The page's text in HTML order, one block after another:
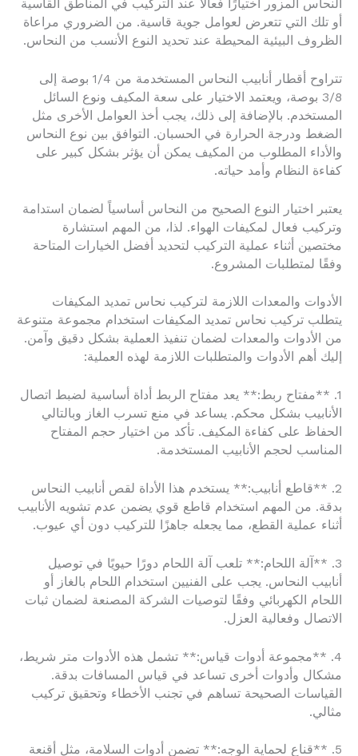
النحاس المزور اختيارًا فعالًا عند التركيب في المناطق القاسية
أو تلك التي تتعرض لعوامل جوية قاسية. من الضروري مراعاة
الظروف البيئية المحيطة عند تحديد النوع الأنسب من النحاس.
تتراوح أقطار أنابيب النحاس المستخدمة من 1/4 بوصة إلى
3/8 بوصة، ويعتمد الاختيار على سعة المكيف ونوع السائل
المستخدم. بالإضافة إلى ذلك، يجب أخذ العوامل الأخرى مثل
الضغط ودرجة الحرارة في الحسبان. التوافق بين نوع النحاس
والأداء المطلوب من المكيف يمكن أن يؤثر بشكل كبير على
كفاءة النظام وأمد حياته.
يعتبر اختيار النوع الصحيح من النحاس أساسياً لضمان استدامة
وتركيب فعال لمكيفات الهواء. لذا، من المهم استشارة
مختصين أثناء عملية التركيب لتحديد أفضل الخيارات المتاحة
وفقًا لمتطلبات المشروع.
الأدوات والمعدات اللازمة لتركيب نحاس تمديد المكيفات
يتطلب تركيب نحاس تمديد المكيفات استخدام مجموعة متنوعة
من الأدوات والمعدات لضمان تنفيذ العملية بشكل دقيق وآمن.
إليك أهم الأدوات والمتطلبات اللازمة لهذه العملية:
1. **مفتاح ربط:** يعد مفتاح الربط أداة أساسية لضبط اتصال
الأنابيب بشكل محكم. يساعد في منع تسرب الغاز وبالتالي
الحفاظ على كفاءة المكيف. تأكد من اختيار حجم المفتاح
المناسب لحجم الأنابيب المستخدمة.
2. **قاطع أنابيب:** يستخدم هذا الأداة لقص أنابيب النحاس
بدقة. من المهم استخدام قاطع قوي يضمن عدم تشويه الأنابيب
أثناء عملية القطع، مما يجعله جاهزًا للتركيب دون أي عيوب.
3. **آلة اللحام:** تلعب آلة اللحام دورًا حيويًا في توصيل
أنابيب النحاس. يجب على الفنيين استخدام اللحام بالغاز أو
اللحام الكهربائي وفقًا لتوصيات الشركة المصنعة لضمان ثبات
الاتصال وفعالية العزل.
4. **مجموعة أدوات قياس:** تشمل هذه الأدوات متر شريط،
مشكال وأدوات أخرى تساعد في قياس المسافات بدقة.
القياسات الصحيحة تساهم في تجنب الأخطاء وتحقيق تركيب
مثالي.
5. **قناع لحماية الوجه:** تضمن أدوات السلامة، مثل أقنعة